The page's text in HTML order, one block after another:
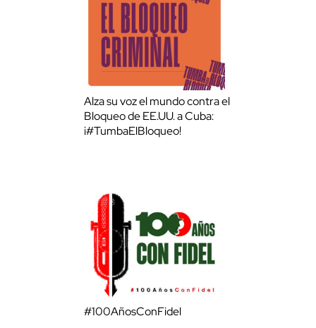
Alza su voz el mundo contra el
Bloqueo de EE.UU. a Cuba:
¡#TumbaElBloqueo!
#100AñosConFidel